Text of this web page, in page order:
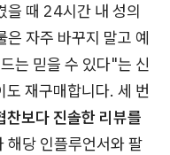
을 때 24시간 내 성의
은 자주 바꾸지 말고 예
는 믿을 수 있다"는 신
재구매합니다. 세 번
찬보다 진솔한 리뷰를
해당 인플루언서와 팔